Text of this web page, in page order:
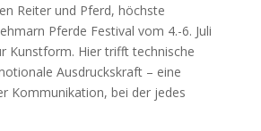
Reiter und Pferd, höchste
Pferde Festival vom 4.-6. Juli
Kunstform. Hier trifft technische
Ausdruckskraft – eine
Kommunikation, bei der jedes